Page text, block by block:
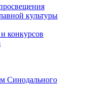
культуры
конкурсов
Синодального